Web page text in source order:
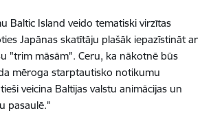
Baltic Island veido tematiski virzītas
Japānas skatītāju plašāk iepazīstināt ar
"trim māsām". Ceru, ka nākotnē būs
mēroga starptautisko notikumu
veicina Baltijas valstu animācijas un
pasaulē."